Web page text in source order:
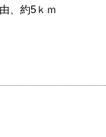
、約5ｋｍ